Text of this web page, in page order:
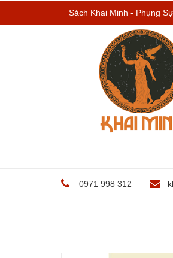
Sách Khai Minh - Phụng
0971 998 312